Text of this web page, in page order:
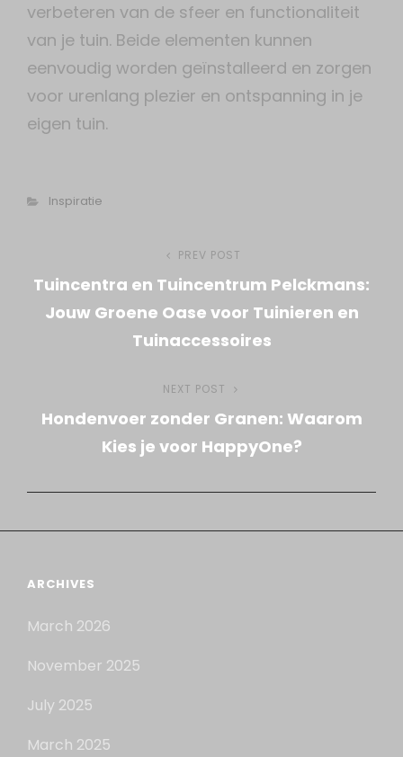
verbeteren van de sfeer en functionaliteit
van je tuin. Beide elementen kunnen
eenvoudig worden geïnstalleerd en zorgen
voor urenlang plezier en ontspanning in je
eigen tuin.
Categories
Inspiratie
navigation
Previous
Post
PREV POST
Tuincentra en Tuincentrum Pelckmans:
Jouw Groene Oase voor Tuinieren en
Tuinaccessoires
Next
Post
NEXT POST
Hondenvoer zonder Granen: Waarom
Kies je voor HappyOne?
ARCHIVES
March 2026
November 2025
July 2025
March 2025